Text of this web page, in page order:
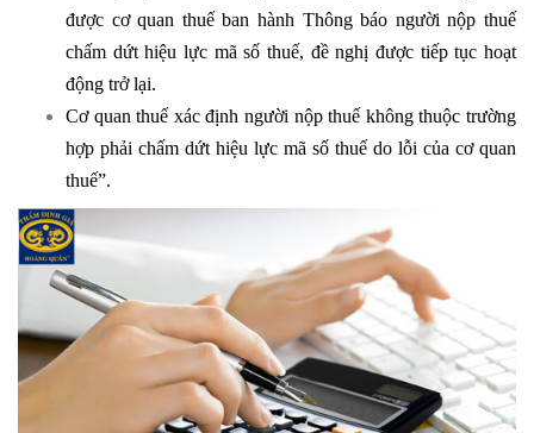
được cơ quan thuế ban hành Thông báo người nộp thuế
chấm dứt hiệu lực mã số thuế, đề nghị được tiếp tục hoạt
động trở lại.
Cơ quan thuế xác định người nộp thuế không thuộc trường
hợp phải chấm dứt hiệu lực mã số thuế do lỗi của cơ quan
thuế”.